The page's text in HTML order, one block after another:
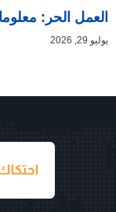
العمل الحر:
يوليو 29, 2026